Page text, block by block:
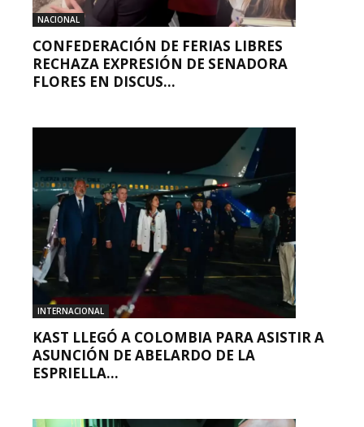
NACIONAL
CONFEDERACIÓN DE FERIAS LIBRES
RECHAZA EXPRESIÓN DE SENADORA
FLORES EN DISCUS...
INTERNACIONAL
KAST LLEGÓ A COLOMBIA PARA ASISTIR A
ASUNCIÓN DE ABELARDO DE LA
ESPRIELLA...